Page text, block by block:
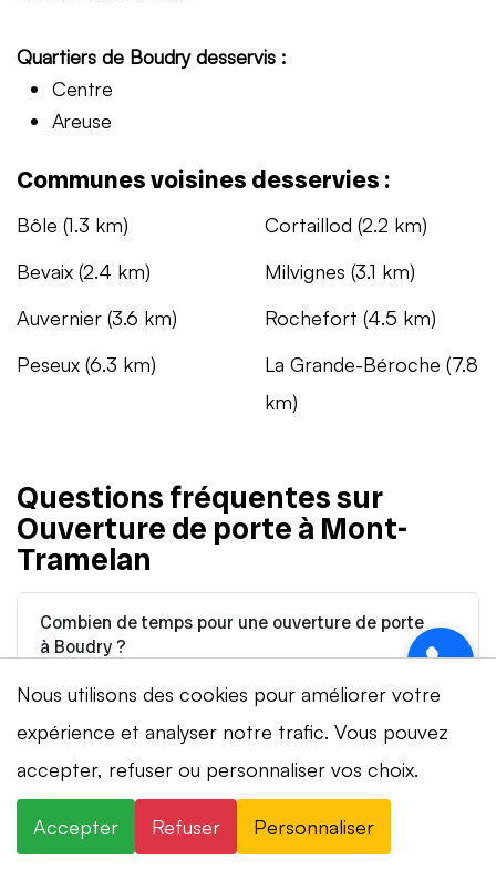
Quartiers de Boudry desservis :
Centre
Areuse
Communes voisines desservies :
Bôle (1.3 km)
Cortaillod (2.2 km)
Bevaix (2.4 km)
Milvignes (3.1 km)
Auvernier (3.6 km)
Rochefort (4.5 km)
Peseux (6.3 km)
La Grande-Béroche (7.8
km)
Questions fréquentes sur
Ouverture de porte à Mont-
Tramelan
Combien de temps pour une ouverture de porte
à Boudry ?
Ma porte va-t-elle être cassée ?
Combien coûte une ouverture de porte à Boudry
Intervenez-vous la nuit et le dimanche à Boudry
Nous utilisons des cookies pour améliorer votre
expérience et analyser notre trafic. Vous pouvez
accepter, refuser ou personnaliser vos choix.
Accepter Refuser Personnaliser
⚡ Intervention en 20 min· 24h/24 · 7j/7 ·
Devis gratuit
+41 78 319 32 82
WhatsApp